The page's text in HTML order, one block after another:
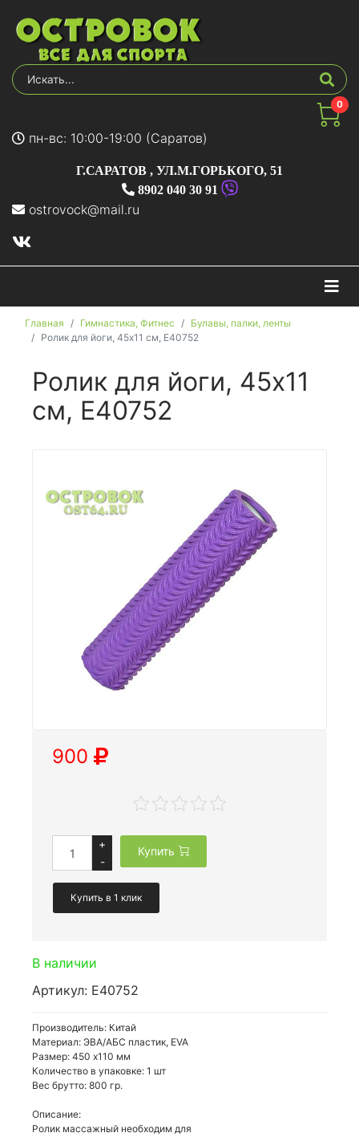
0
пн-вс: 10:00-19:00 (Саратов)
Г.САРАТОВ , УЛ.М.ГОРЬКОГО, 51
8902 040 30 91
ostrovock@mail.ru
Главная Гимнастика, Фитнес
Булавы, палки, ленты
Ролик для йоги, 45x11 см, E40752
Ролик для йоги, 45x11
см, E40752
900
+
-
Купить
Купить в 1 клик
В наличии
Артикул: E40752
Производитель: Китай
Материал: ЭВА/АБС пластик, EVA
Размер: 450 х110 мм
Количество в упаковке: 1 шт
Вес брутто: 800 гр.
Описание:
Ролик массажный необходим для